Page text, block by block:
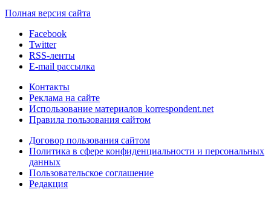
Полная версия сайта
Facebook
Twitter
RSS-ленты
E-mail рассылка
Контакты
Реклама на сайте
Использование материалов korrespondent.net
Правила пользования сайтом
Договор пользования сайтом
Политика в сфере конфиденциальности и персональных
данных
Пользовательское соглашение
Редакция